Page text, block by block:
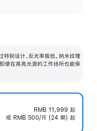
特别设计，反光率极低。纳米纹理
使在高亮光源的工作场所也能保
RMB 11,999 起
或 RMB 500/月 (24 期) 起